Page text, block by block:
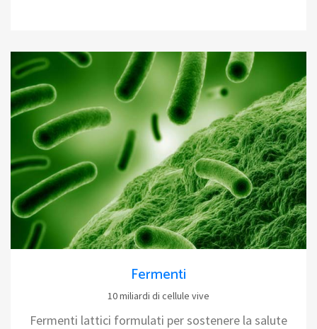
Fermenti
10 miliardi di cellule vive
Fermenti lattici formulati per sostenere la salute